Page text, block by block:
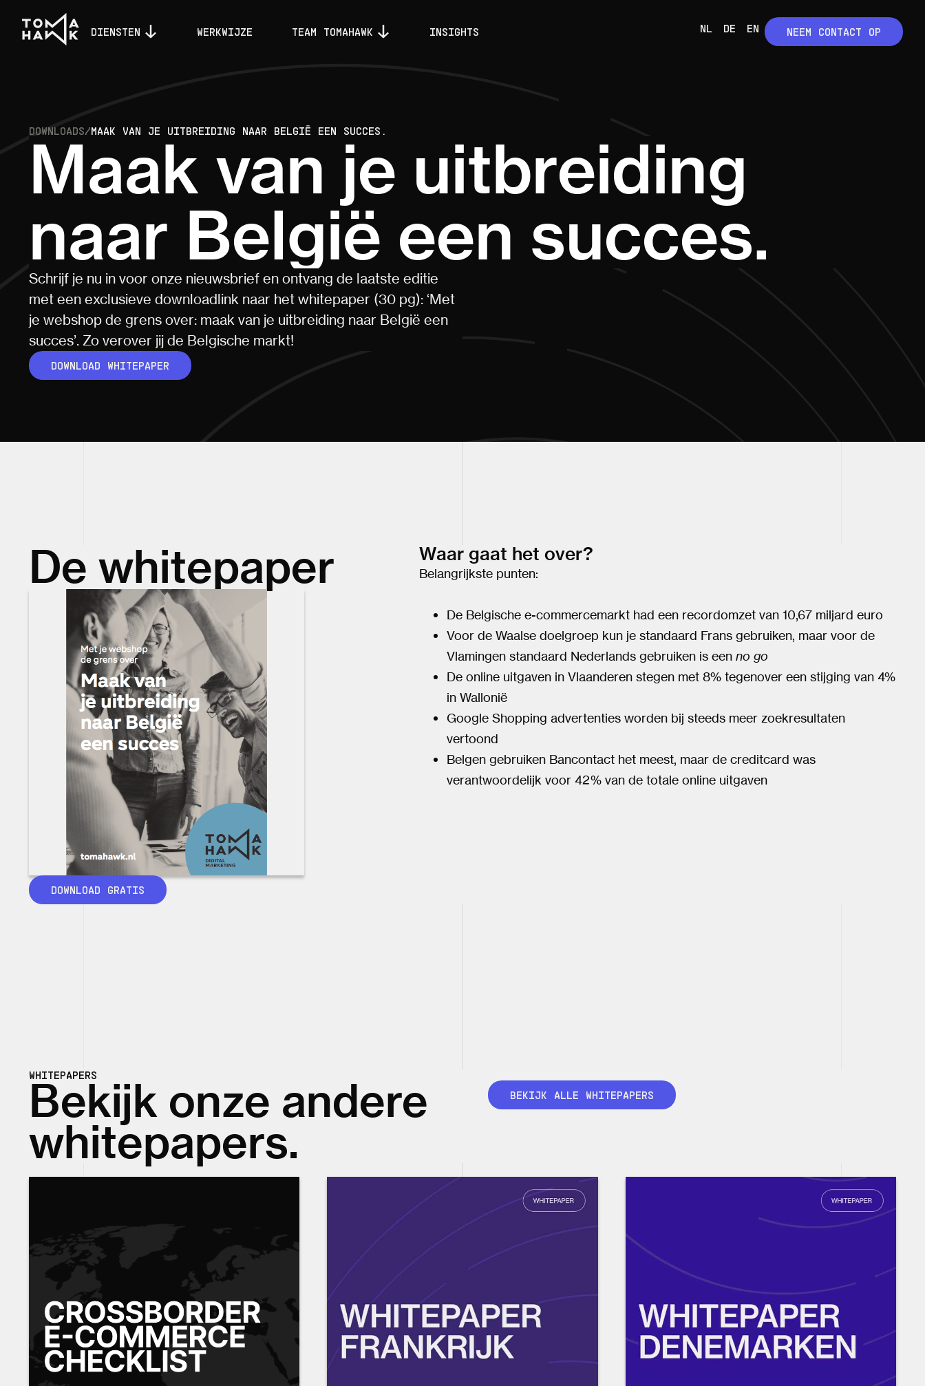
DIENSTEN WERKWIJZE TEAM TOMAHAWK INSIGHTS NL DE EN NEEM CONTACT OP
DOWNLOADS/MAAK VAN JE UITBREIDING NAAR BELGIË EEN SUCCES.
Maak van je uitbreiding
naar België een succes.
Schrijf je nu in voor onze nieuwsbrief en ontvang de laatste editie
met een exclusieve downloadlink naar het whitepaper (30 pg): ‘Met
je webshop de grens over: maak van je uitbreiding naar België een
succes’. Zo verover jij de Belgische markt!
DOWNLOAD WHITEPAPER
De whitepaper
DOWNLOAD GRATIS
Waar gaat het over?
Belangrijkste punten:
De Belgische e-commercemarkt had een recordomzet van 10,67 miljard euro
Voor de Waalse doelgroep kun je standaard Frans gebruiken, maar voor de
Vlamingen standaard Nederlands gebruiken is een no go
De online uitgaven in Vlaanderen stegen met 8% tegenover een stijging van 4%
in Wallonië
Google Shopping advertenties worden bij steeds meer zoekresultaten
vertoond
Belgen gebruiken Bancontact het meest, maar de creditcard was
verantwoordelijk voor 42% van de totale online uitgaven
WHITEPAPERS
Bekijk onze andere
whitepapers.
BEKIJK ALLE WHITEPAPERS